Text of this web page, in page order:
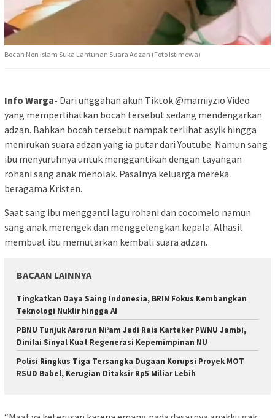
Bocah Non Islam Suka Lantunan Suara Adzan (Foto Istimewa)
Info Warga- Dari unggahan akun Tiktok @mamiyzio Video
yang memperlihatkan bocah tersebut sedang mendengarkan
adzan. Bahkan bocah tersebut nampak terlihat asyik hingga
menirukan suara adzan yang ia putar dari Youtube. Namun sang
ibu menyuruhnya untuk menggantikan dengan tayangan
rohani sang anak menolak. Pasalnya keluarga mereka
beragama Kristen.
Saat sang ibu mengganti lagu rohani dan cocomelo namun
sang anak merengek dan menggelengkan kepala. Alhasil
membuat ibu memutarkan kembali suara adzan.
BACAAN LAINNYA
Tingkatkan Daya Saing Indonesia, BRIN Fokus Kembangkan
Teknologi Nuklir hingga AI
PBNU Tunjuk Asrorun Ni’am Jadi Rais Karteker PWNU Jambi,
Dinilai Sinyal Kuat Regenerasi Kepemimpinan NU
Polisi Ringkus Tiga Tersangka Dugaan Korupsi Proyek MOT
RSUD Babel, Kerugian Ditaksir Rp5 Miliar Lebih